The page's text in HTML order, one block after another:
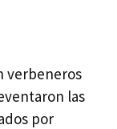
verbeneros
las
por